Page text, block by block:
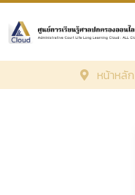
หน้าหลัก